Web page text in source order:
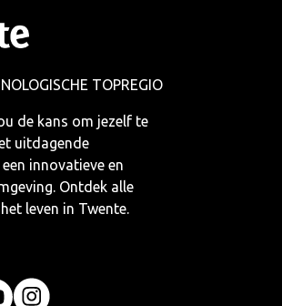
TOPREGIO
de kans om jezelf te
uitdagende
innovatieve en
Ontdek alle
leven in Twente.